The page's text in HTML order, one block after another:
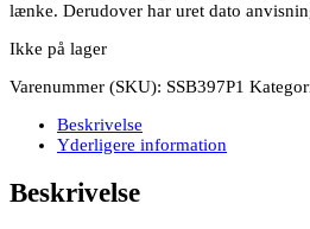
lænke. Derudover har uret dato
Ikke på lager
Varenummer (SKU): SSB397P1
Beskrivelse
Yderligere information
Beskrivelse